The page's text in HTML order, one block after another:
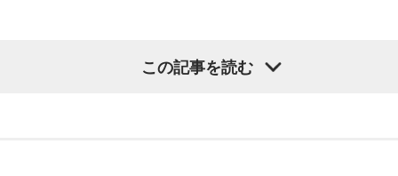
番組名：Dr.Recella presents 江原啓之 おと語り
山奥の大きなダムを見学しているあなた。
この記事を読む